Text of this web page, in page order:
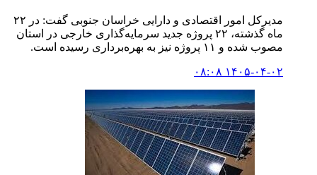
مدیرکل امور اقتصادی و دارایی خراسان جنوبی گفت: در ۲۲
ماه گذشته، ۲۲ پروژه جدید سرمایه‌گذاری خارجی در استان
مصوب شده و ۱۱ پروژه نیز به بهره‌برداری رسیده است.
۱۴۰۵-۰۴-۰۲ ۰۸:۰۸